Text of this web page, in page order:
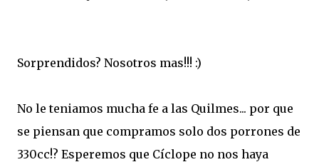
Sorprendidos? Nosotros mas!!! :)
No le teniamos mucha fe a las Quilmes... por que
se piensan que compramos solo dos porrones de
330cc!? Esperemos que Cíclope no nos haya